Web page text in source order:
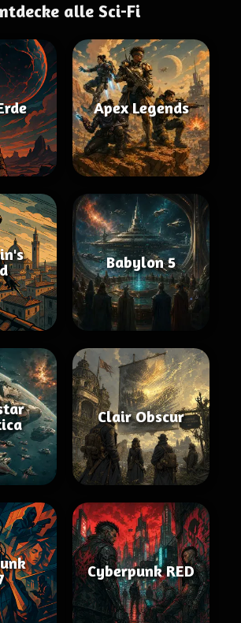
alle Sci-Fi
Apex Legends
Babylon 5
Clair Obscur
Cyberpunk RED